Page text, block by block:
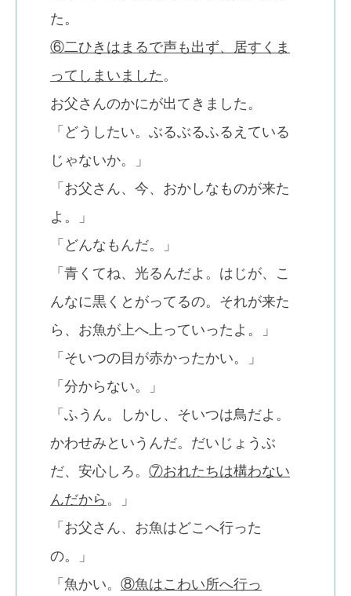
た。
⑥二ひきはまるで声も出ず、居すくま
ってしまいました。
お父さんのかにが出てきました。
「どうしたい。ぶるぶるふるえている
じゃないか。」
「お父さん、今、おかしなものが来た
よ。」
「どんなもんだ。」
「青くてね、光るんだよ。はじが、こ
んなに黒くとがってるの。それが来た
ら、お魚が上へ上っていったよ。」
「そいつの目が赤かったかい。」
「分からない。」
「ふうん。しかし、そいつは鳥だよ。
かわせみというんだ。だいじょうぶ
だ、安心しろ。 ⑦おれたちは構わない
んだから 。」
「お父さん、お魚はどこへ行った
の。」
「魚かい。 ⑧魚はこわい所へ行っ